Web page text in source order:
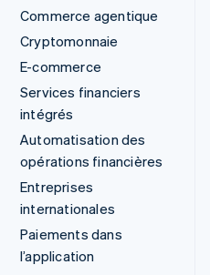
Commerce agentique
Cryptomonnaie
E-commerce
Services financiers
intégrés
Automatisation des
opérations financières
Entreprises
internationales
Paiements dans
l’application